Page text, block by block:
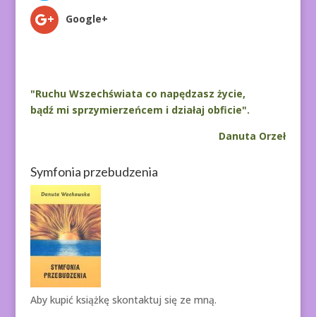
Google+
"Ruchu Wszechświata co napędzasz życie,
bądź mi sprzymierzeńcem i działaj obficie".
Danuta Orzeł
Symfonia przebudzenia
Aby kupić książkę skontaktuj się ze mną.